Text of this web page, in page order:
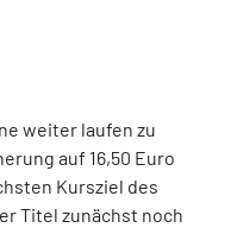
weiter laufen zu
auf 16,50 Euro
Kursziel des
Titel zunächst noch